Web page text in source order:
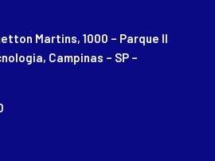
Martins, 1000 – Parque II
Campinas – SP –